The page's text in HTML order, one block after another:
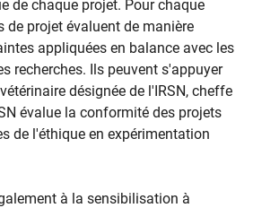
de chaque projet. Pour chaque
de projet évaluent de manière
appliquées en balance avec les
recherches. Ils peuvent s'appuyer
désignée de l'IRSN, cheffe
évalue la conformité des projets
de l'éthique en expérimentation
à la sensibilisation à